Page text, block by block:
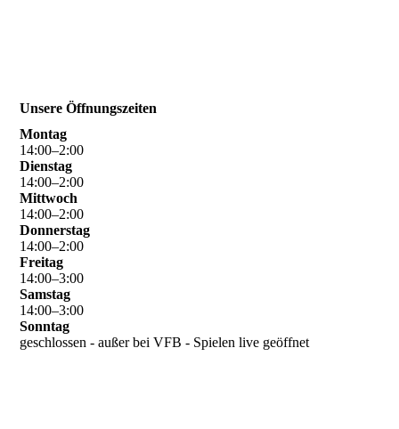
Unsere Öffnungszeiten
Montag
14:00–2:00
Dienstag
14:00–2:00
Mittwoch
14:00–2:00
Donnerstag
14:00–2:00
Freitag
14:00–3:00
Samstag
14:00–3:00
Sonntag
geschlossen - außer bei VFB - Spielen live geöffnet